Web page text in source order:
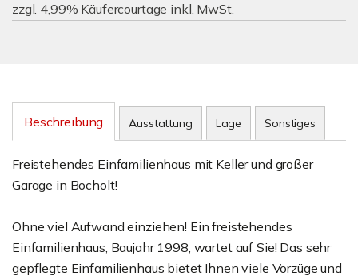
zzgl. 4,99% Käufercourtage inkl. MwSt.
Beschreibung Ausstattung Lage Sonstiges
Freistehendes Einfamilienhaus mit Keller und großer
Garage in Bocholt!
Ohne viel Aufwand einziehen! Ein freistehendes
Einfamilienhaus, Baujahr 1998, wartet auf Sie! Das sehr
gepflegte Einfamilienhaus bietet Ihnen viele Vorzüge und